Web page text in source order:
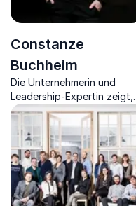
Constanze
Buchheim
Die Unternehmerin und
Leadership-Expertin zeigt,
wie die Führung von
aussieht.